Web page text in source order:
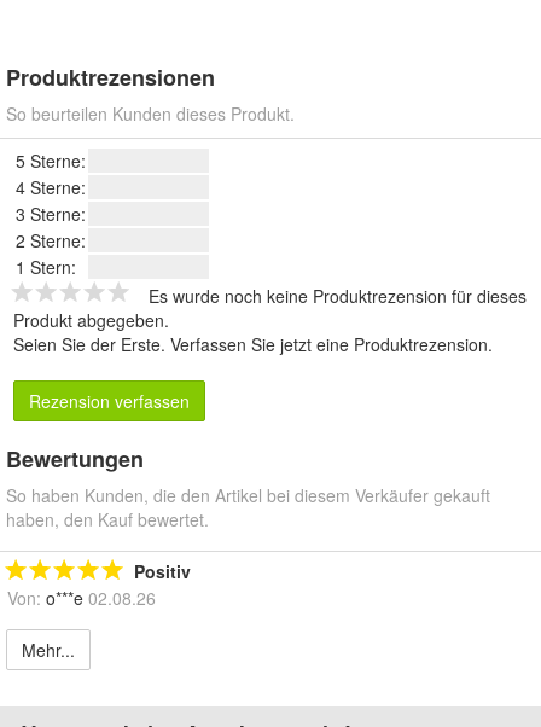
Produktrezensionen
So beurteilen Kunden dieses Produkt.
5 Sterne:
4 Sterne:
3 Sterne:
2 Sterne:
1 Stern:
Es wurde noch keine Produktrezension für dieses
Produkt abgegeben.
Seien Sie der Erste. Verfassen Sie jetzt eine Produktrezension.
Rezension verfassen
Bewertungen
So haben Kunden, die den Artikel bei diesem Verkäufer gekauft
haben, den Kauf bewertet.
Positiv
Von: o***e 02.08.26
Mehr...